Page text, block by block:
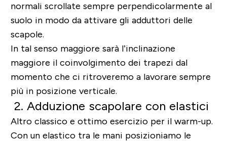
normali scrollate sempre perpendicolarmente al
suolo in modo da attivare gli adduttori delle
scapole.
In tal senso maggiore sarà l’inclinazione
maggiore il coinvolgimento dei trapezi dal
momento che ci ritroveremo a lavorare sempre
più in posizione verticale.
2. Adduzione scapolare con elastici
Altro classico e ottimo esercizio per il warm-up.
Con un elastico tra le mani posizioniamo le